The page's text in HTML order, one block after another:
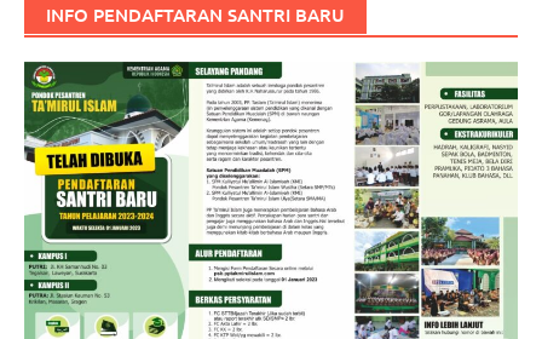
INFO PENDAFTARAN SANTRI BARU